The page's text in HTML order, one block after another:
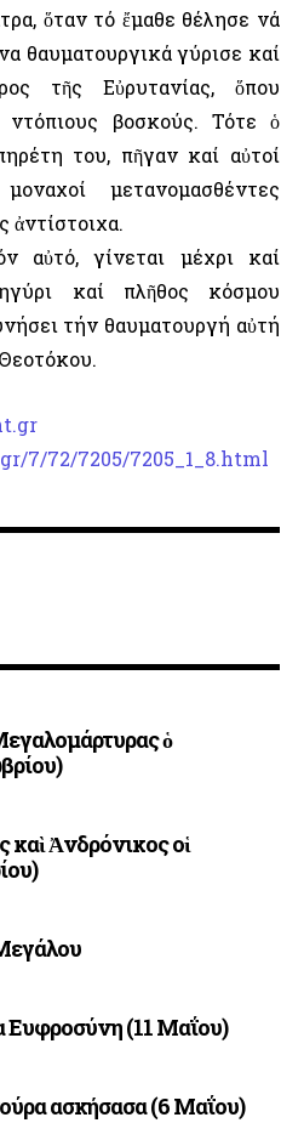
ὅταν τό ἔμαθε θέλησε νά
θαυματουργικά γύρισε καί
τῆς Εὐρυτανίας, ὅπου
βοσκούς. Τότε ὁ
του, πῆγαν καί αὐτοί
μετανομασθέντες
ἀντίστοιχα.
αὐτό, γίνεται μέχρι καί
καί πλῆθος κόσμου
τήν θαυματουργή αὐτή
7/72/7205/7205_1_8.html
ὁ
καὶ Ἀνδρόνικος οἱ
Ευφροσύνη (11 Μαΐου)
ασκήσασα (6 Μαΐου)